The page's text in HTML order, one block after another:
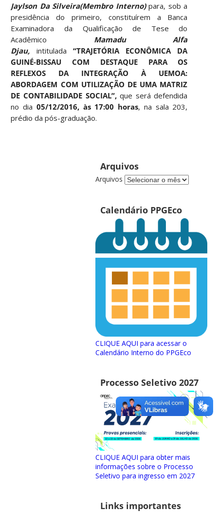
Jaylson Da Silveira(Membro Interno)para, sob a
presidência do primeiro, constituírem a Banca
Examinadora da Qualificação de Tese do
Acadêmico Mamadu Alfa
Djau, intitulada “TRAJETÓRIA ECONÔMICA DA
GUINÉ-BISSAU COM DESTAQUE PARA OS
REFLEXOS DA INTEGRAÇÃO À UEMOA:
ABORDAGEM COM UTILIZAÇÃO DE UMA MATRIZ
DE CONTABILIDADE SOCIAL”,que será defendida
no dia 05/12/2016, às 17:00 horas, na sala 203,
prédio da pós-graduação.
Arquivos
Arquivos
Calendário PPGEco
CLIQUE AQUI para acessar o
Calendário Interno do PPGEco
Processo Seletivo 2027
CLIQUE AQUI para obter mais
informações sobre o Processo
Seletivo para ingresso em 2027
Links importantes